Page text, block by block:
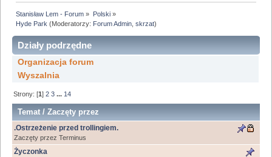
Stanisław Lem - Forum » Polski»
Hyde Park (Moderatorzy: Forum Admin ,skrzat)
Działy podrzędne
Organizacja forum
Wyszalnia
Strony: [1]2 3 ... 14
Temat/Zaczęty przez
.Ostrzeżenie przed trollingiem.
Zaczęty przez Terminus
Życzonka